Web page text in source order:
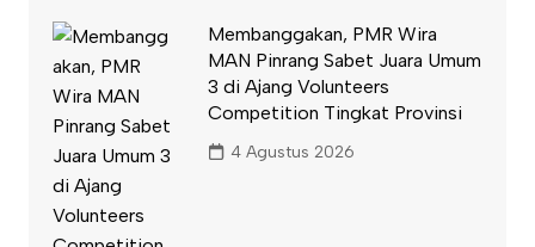
Membanggakan, PMR Wira
MAN Pinrang Sabet Juara Umum
3 di Ajang Volunteers
Competition Tingkat Provinsi
4 Agustus 2026